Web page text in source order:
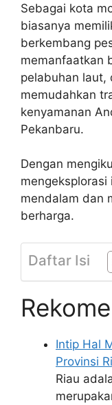
Sebagai kota
biasanya
berkembang
memanfaatkan
pelabuhan laut,
memudahkan
kenyamanan
Pekanbaru.
Dengan
mengeksplorasi
mendalam dan
berharga.
Daftar Isi
Intip Hal
Provinsi
Riau